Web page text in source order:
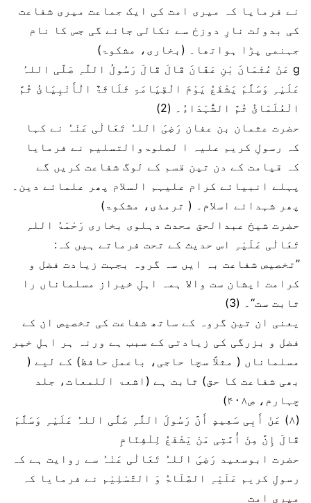
نے فرمایا کہ میری امت کی ایک جماعت میری شفاعت
کی بدولت نارِ دوزخ سے نکالی جائے گی جس کا نام
جہنمی پڑا ہواتھا۔ (بخاری، مشکوۃ)
g عَنْ عُثْمَانَ بْنِ عَفَّانَ قَالَ قَالَ رَسُولُ اللَّہِ صَلَّی اللہُ
عَلَیْہِ وَسَلَّمَ یَشْفَعُ یَوْمَ الْقِیَامَۃِ ثَلَاثَۃٌ الْأَنْبِیَائُ ثُمَّ
الْعُلَمَائُ ثُمَّ الشُّہَدَاءُ۔ (2)
حضرت عثمان بن عفان رَضِیَ اللہُ تَعَالٰی عَنْہُ نے کہا
کہ رسولِ کریم علیہ ا لصلوۃوالتسلیم نے فرمایا
کہ قیامت کے دن تین قسم کے لوگ شفاعت کریں گے
پہلے انبیائے کرام علیہم السلام پھر علمائے دین۔
پھر شہدائے اسلام۔ ( ترمذی، مشکوۃ)
حضرت شیخ عبدالحق محدث دہلوی بخاری رَحْمَۃُ اللہِ
تَعَالٰی عَلَیْہِ اس حدیث کے تحت فرماتے ہیں کہ:
’’تخصیص شفاعت بہ ایں سہ گروہ بجہت زیادت فضل و
کرامت ایشان ست والا ہمہ اہلِ خیراز مسلماناں را
ثابت ست‘‘۔ (3)
یعنی ان تین گروہ کے ساتھ شفاعت کی تخصیص ان کے
فضل و بزرگی کی زیادتی کے سبب ہے ورنہ ہر اہلِ خیر
مسلماناں ( مثلاً سچا حاجی، باعمل حافظ) کے لیے (
بھی شفاعت کا حق) ثابت ہے (اشعۃ اللمعات، جلد
چہارم، ص۴۰۸)
(۸) عَنْ أَبِی سَعِیدٍ أَنَّ رَسُولَ اللَّہِ صَلَّی اللہُ عَلَیْہِ وَسَلَّمَ
قَالَ إِنَّ مِنْ أُمَّتِی مَنْ یَشْفَعُ لِلْفِئَامِ
حضرت ابوسعید رَضِیَ اللہُ تَعَالٰی عَنْہُ سے روایت ہے کہ
رسولِ کریم عَلَیْہِ الصَّلَاۃُ وَ التَّسْلِیْم نے فرمایا کہ
میری امت